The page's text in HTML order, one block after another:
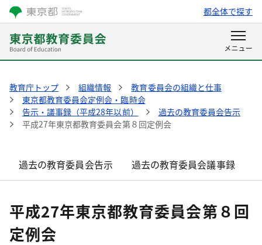
都全体で探す
教育庁トップ 組織情報
教育委員会の組織と仕事
東京都教育委員会定例会・臨時会
告示・議事録（平成28年以前）
過去の教育委員会告示
平成27年東京都教育委員会第８回定例会
過去の教育委員会告示 過去の教育委員会議事録
平成27年東京都教育委員会第８回
定例会